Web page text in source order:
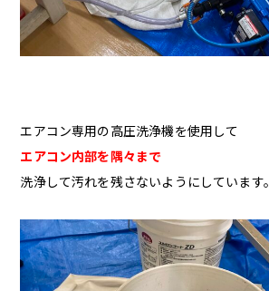
エアコン専用の高圧洗浄機を使用して
エアコン内部を隅々まで
洗浄して汚れを残さないようにしています。